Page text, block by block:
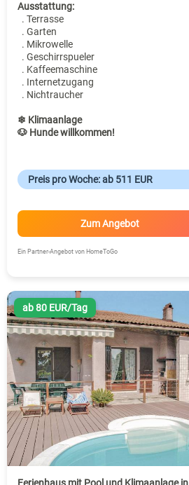
Ausstattung:
. Terrasse
. Garten
. Mikrowelle
. Geschirrspueler
. Kaffeemaschine
. Internetzugang
. Nichtraucher
❄ Klimaanlage
🐶 Hunde willkommen!
Preis pro Woche: ab 511 EUR
Zum Angebot
Ein Partner-Angebot von HomeToGo
ab 80 EUR/Tag